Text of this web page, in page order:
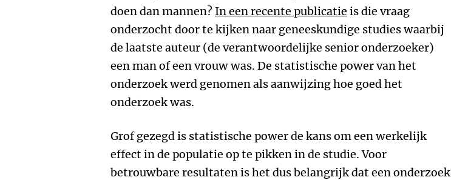
doen dan mannen? In een recente publicatie is die vraag
onderzocht door te kijken naar geneeskundige studies waarbij
de laatste auteur (de verantwoordelijke senior onderzoeker)
een man of een vrouw was. De statistische power van het
onderzoek werd genomen als aanwijzing hoe goed het
onderzoek was.
Grof gezegd is statistische power de kans om een werkelijk
effect in de populatie op te pikken in de studie. Voor
betrouwbare resultaten is het dus belangrijk dat een onderzoek